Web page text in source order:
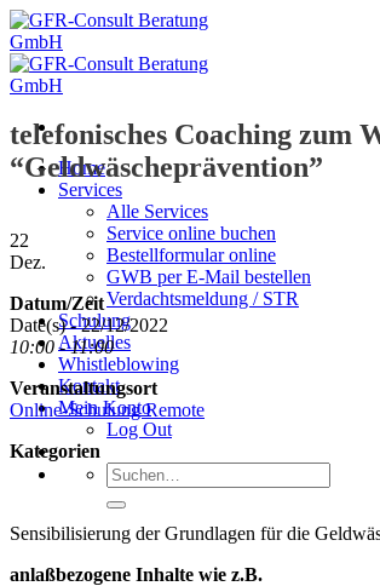
Zum
Inhalt
springen
Home
Services
Alle Services
Service online buchen
Bestellformular online
GWB per E-Mail bestellen
Verdachtsmeldung / STR
Schulung
Aktuelles
Whistleblowing
Kontakt
Mein Konto
Log Out
Suche
nach:
telefonisches Coaching zum
“Geldwäscheprävention”
22
Dez.
Datum/Zeit
Date(s) - 22/12/2022
10:00 - 11:00
Veranstaltungsort
Online-Schulung Remote
Kategorien
Sensibilisierung der Grundlagen für die
anlaßbezogene Inhalte wie z.B.